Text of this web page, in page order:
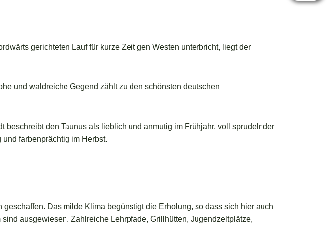
gerichteten Lauf für kurze Zeit gen Westen unterbricht, liegt der
und waldreiche Gegend zählt zu den schönsten deutschen
beschreibt den Taunus als lieblich und anmutig im Frühjahr, voll sprudelnder
und farbenprächtig im Herbst.
Das milde Klima begünstigt die Erholung, so dass sich hier auch
ausgewiesen. Zahlreiche Lehrpfade, Grillhütten, Jugendzeltplätze,